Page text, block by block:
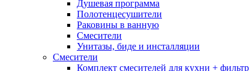
Душевая программа
Полотенцесушители
Раковины в ванную
Смесители
Унитазы, биде и инсталляции
Смесители
Комплект смесителей для кухни + фильтр